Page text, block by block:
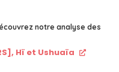
notre analyse des
Hï et Ushuaïa